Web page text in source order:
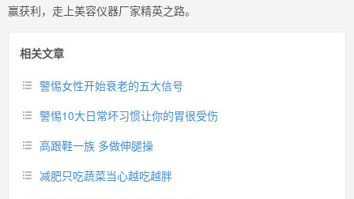
赢获利，走上美容仪器厂家精英之路。
相关文章
警惕女性开始衰老的五大信号
警惕10大日常坏习惯让你的胃很受伤
高跟鞋一族 多做伸腿操
减肥只吃蔬菜当心越吃越胖